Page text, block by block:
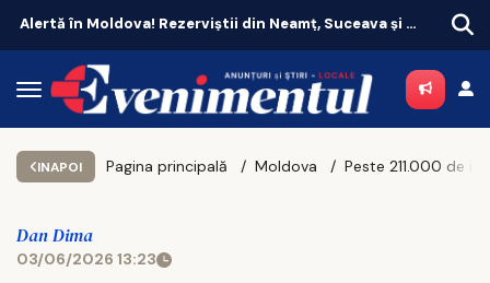
Alertă în Moldova! Rezerviștii din Neamț, Suceava și Botoșani, chemați în unitățile militare
INAPOI Pagina principală Moldova
Dan Dima
03/06/2026 13:23